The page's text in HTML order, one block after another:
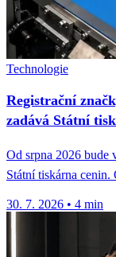
Technologie
Registrační
zadává Státní
Od srpna 2026 bude
Státní tiskárna
30. 7. 2026 • 4 min